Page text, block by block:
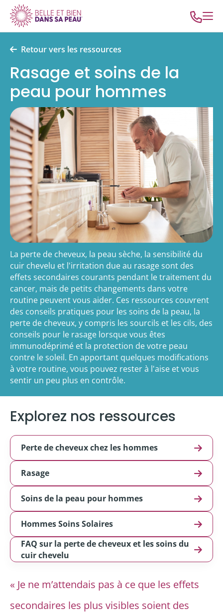
Retour vers les ressources
Rasage et soins de la
peau pour hommes
La perte de cheveux, la peau sèche, la sensibilité du
cuir chevelu et l'irritation due au rasage sont des
effets secondaires courants pendant le traitement du
cancer, mais de petits changements dans votre
routine peuvent vous aider. Ces ressources couvrent
des conseils pratiques pour les soins de la peau, la
perte de cheveux, y compris les sourcils et les cils, des
conseils pour le rasage lorsque vous êtes
immunodéprimé et la protection de votre peau
contre le soleil. En apportant quelques modifications
à votre routine, vous pouvez rester à l'aise et vous
sentir un peu plus en contrôle.
Explorez nos ressources
Perte de cheveux chez les hommes
Rasage
Soins de la peau pour hommes
Hommes Soins Solaires
FAQ sur la perte de cheveux et les soins du
cuir chevelu
« Je ne m’attendais pas à ce que les effets
secondaires les plus visibles soient des